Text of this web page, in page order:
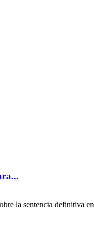
la sentencia definitiva